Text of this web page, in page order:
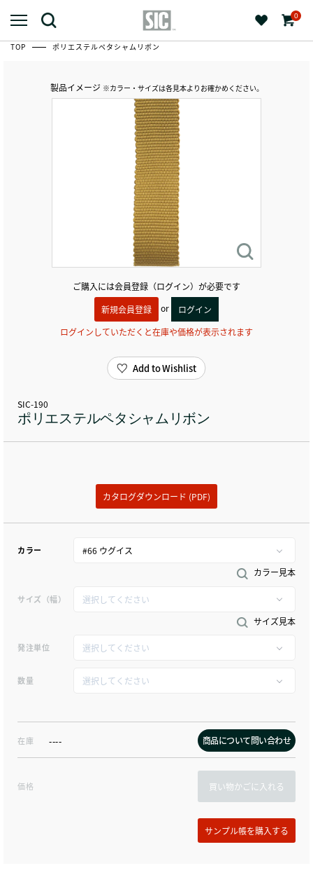
0
TOP ポリエステルペタシャムリボン
製品イメージ ※カラー・サイズは各見本よりお確かめください。
ご購入には会員登録（ログイン）が必要です
新規会員登録
or
ログイン
ログインしていただくと在庫や価格が表示されます
SIC-190
ポリエステルペタシャムリボン
カタログダウンロード (PDF)
カラー
カラー見本
サイズ（幅）
サイズ見本
発注単位
数量
在庫 ---- 商品について問い合わせ
価格 買い物かごに入れる
Add to Wishlist